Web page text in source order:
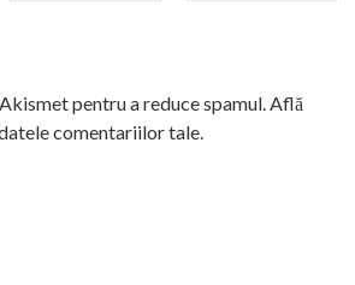
pentru a reduce spamul. Află
comentariilor tale